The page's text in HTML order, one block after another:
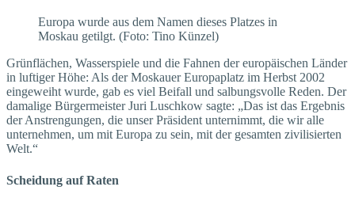
Europa wurde aus dem Namen dieses Platzes in
Moskau getilgt. (Foto: Tino Künzel)
Grünflächen, Wasserspiele und die Fahnen der europäischen Länder
in luftiger Höhe: Als der Moskauer Europaplatz im Herbst 2002
eingeweiht wurde, gab es viel Beifall und salbungsvolle Reden. Der
damalige Bürgermeister Juri Luschkow sagte: „Das ist das Ergebnis
der Anstrengungen, die unser Präsident unternimmt, die wir alle
unternehmen, um mit Europa zu sein, mit der gesamten zivilisierten
Welt.“
Scheidung auf Raten